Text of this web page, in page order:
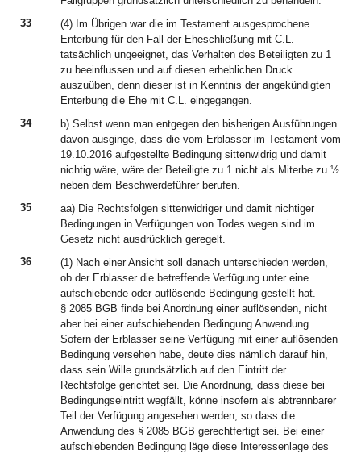
33
(4) Im Übrigen war die im Testament ausgesprochene
Enterbung für den Fall der Eheschließung mit C.L.
tatsächlich ungeeignet, das Verhalten des Beteiligten zu 1
zu beeinflussen und auf diesen erheblichen Druck
auszuüben, denn dieser ist in Kenntnis der angekündigten
Enterbung die Ehe mit C.L. eingegangen.
34
b) Selbst wenn man entgegen den bisherigen Ausführungen
davon ausginge, dass die vom Erblasser im Testament vom
19.10.2016 aufgestellte Bedingung sittenwidrig und damit
nichtig wäre, wäre der Beteiligte zu 1 nicht als Miterbe zu ½
neben dem Beschwerdeführer berufen.
35
aa) Die Rechtsfolgen sittenwidriger und damit nichtiger
Bedingungen in Verfügungen von Todes wegen sind im
Gesetz nicht ausdrücklich geregelt.
36
(1) Nach einer Ansicht soll danach unterschieden werden,
ob der Erblasser die betreffende Verfügung unter eine
aufschiebende oder auflösende Bedingung gestellt hat.
§ 2085 BGB finde bei Anordnung einer auflösenden, nicht
aber bei einer aufschiebenden Bedingung Anwendung.
Sofern der Erblasser seine Verfügung mit einer auflösenden
Bedingung versehen habe, deute dies nämlich darauf hin,
dass sein Wille grundsätzlich auf den Eintritt der
Rechtsfolge gerichtet sei. Die Anordnung, dass diese bei
Bedingungseintritt wegfällt, könne insofern als abtrennbarer
Teil der Verfügung angesehen werden, so dass die
Anwendung des § 2085 BGB gerechtfertigt sei. Bei einer
aufschiebenden Bedingung läge diese Interessenlage des